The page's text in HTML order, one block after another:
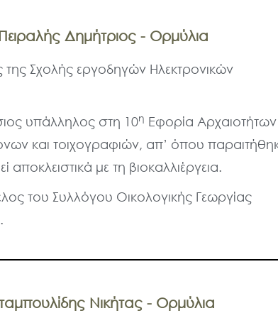
Δημήτριος - Ορμύλια
της Σχολής εργοδηγών Ηλεκτρονικών
υπάλληλος στη 10η Εφορία
και τοιχογραφιών, απ’ όπου
αποκλειστικά με τη βιοκαλλιέργεια.
του Συλλόγου Οικολογικής Γεωργίας
Νικήτας - Ορμύλια